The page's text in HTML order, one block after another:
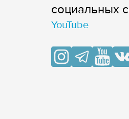
cоциальных
YouTube